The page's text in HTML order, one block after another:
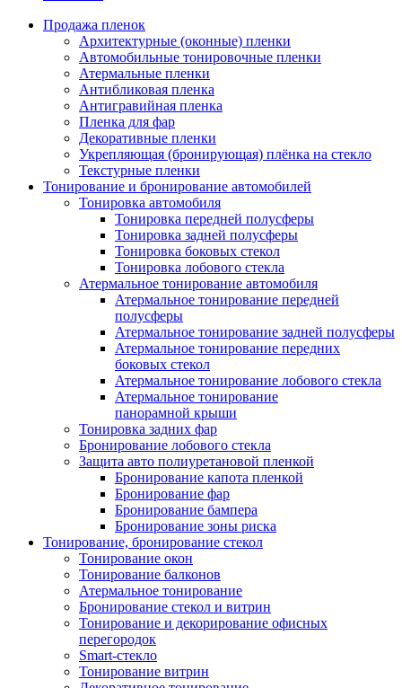
Продажа пленок
Архитектурные (оконные) пленки
Автомобильные тонировочные пленки
Атермальные пленки
Антибликовая пленка
Антигравийная пленка
Пленка для фар
Декоративные пленки
Укрепляющая (бронирующая) плёнка на стекло
Текстурные пленки
Тонирование и бронирование автомобилей
Тонировка автомобиля
Тонировка передней полусферы
Тонировка задней полусферы
Тонировка боковых стекол
Тонировка лобового стекла
Атермальное тонирование автомобиля
Атермальное тонирование передней
полусферы
Атермальное тонирование задней полусферы
Атермальное тонирование передних
боковых стекол
Атермальное тонирование лобового стекла
Атермальное тонирование
панорамной крыши
Тонировка задних фар
Бронирование лобового стекла
Защита авто полиуретановой пленкой
Бронирование капота пленкой
Бронирование фар
Бронирование бампера
Бронирование зоны риска
Тонирование, бронирование стекол
Тонирование окон
Тонирование балконов
Атермальное тонирование
Бронирование стекол и витрин
Тонирование и декорирование офисных
перегородок
Smart-стекло
Тонирование витрин